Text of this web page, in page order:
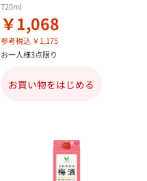
720ml
￥1,068
参考税込 ￥1,175
お一人様3点限り
お買い物をはじめる